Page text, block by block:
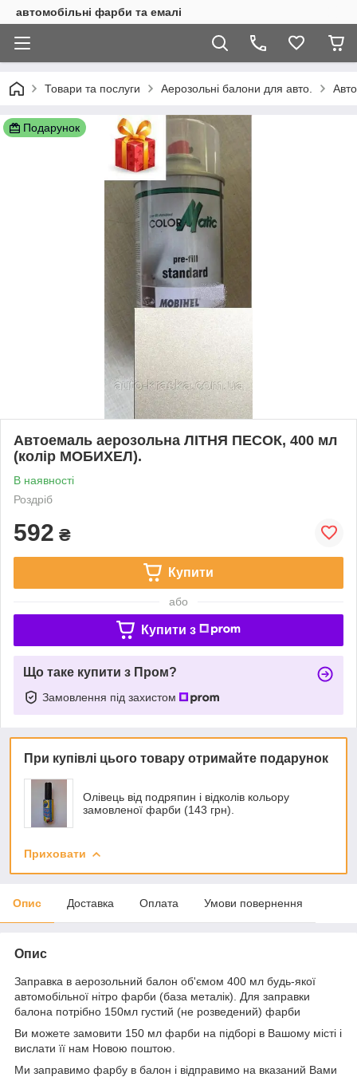
автомобільні фарби та емалі
Товари та послуги Аерозольні балони для авто.
Подарунок
Автоемаль аерозольна ЛІТНЯ ПЕСОК, 400 мл
(колір МОБИХЕЛ).
В наявності
Роздріб
592 ₴
Купити
або
Купити з
Що таке купити з Пром?
Замовлення під захистом
При купівлі цього товару отримайте подарунок
Олівець від подряпин і відколів кольору
замовленої фарби (143 грн).
Приховати
Опис Доставка Оплата Умови повернення
Опис
Заправка в аерозольний балон об'ємом 400 мл будь-якої
автомобільної нітро фарби (база металік). Для заправки
балона потрібно 150мл густий (не розведений) фарби
Ви можете замовити 150 мл фарби на підборі в Вашому місті і
вислати її нам Новою поштою.
Ми заправимо фарбу в балон і відправимо на вказаний Вами